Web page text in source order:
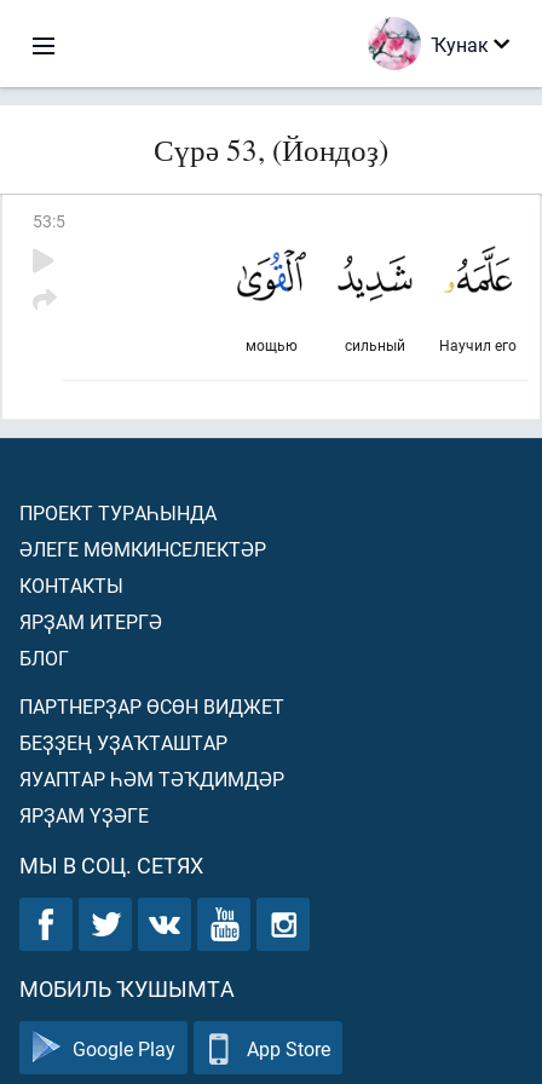
Ҡунак
Сүрә 53, (Йондоҙ)
53:5
Научил его
сильный
мощью
ПРОЕКТ ТУРАҺЫНДА
ӘЛЕГЕ МӨМКИНСЕЛЕКТӘР
КОНТАКТЫ
ЯРҘАМ ИТЕРГӘ
БЛОГ
ПАРТНЕРҘАР ӨСӨН ВИДЖЕТ
БЕҘҘЕҢ УҘАҠТАШТАР
ЯУАПТАР ҺӘМ ТӘҠДИМДӘР
ЯРҘАМ ҮҘӘГЕ
МЫ В СОЦ. СЕТЯХ
МОБИЛЬ ҠУШЫМТА
Google Play App Store